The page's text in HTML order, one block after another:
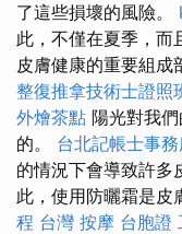
了這些損壞的風險。
此，不僅在夏季，而
皮膚健康的重要組成
整復推拿技術士證照
外燴茶點 陽光對我
的。 台北記帳士事
的情況下會導致許多
此，使用防曬霜是皮
程 台灣 按摩 台胞證